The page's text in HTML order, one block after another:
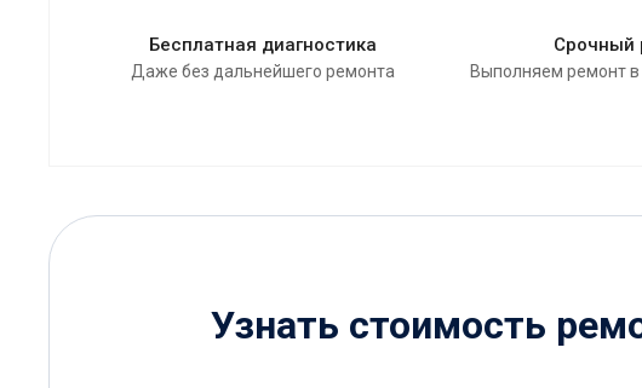
Бесплатная диагностика
Даже без дальнейшего ремонта
Срочный
Выполняем ремонт
Узнать стоимость